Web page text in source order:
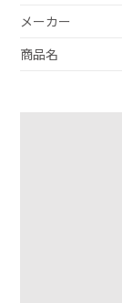
メーカー
商品名